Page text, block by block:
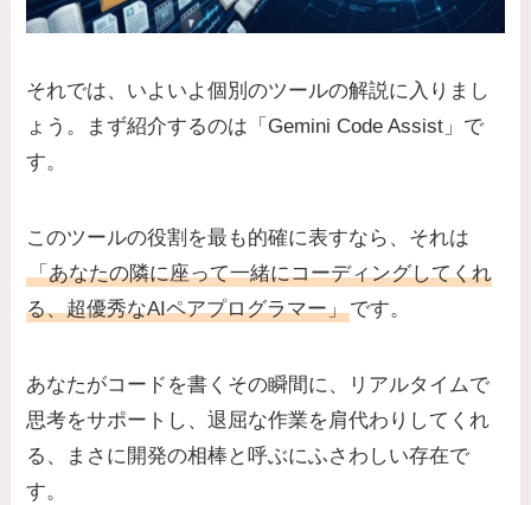
それでは、いよいよ個別のツールの解説に入りまし
ょう。まず紹介するのは「Gemini Code Assist」で
す。
このツールの役割を最も的確に表すなら、それは
「あなたの隣に座って一緒にコーディングしてくれ
る、超優秀なAIペアプログラマー」です。
あなたがコードを書くその瞬間に、リアルタイムで
思考をサポートし、退屈な作業を肩代わりしてくれ
る、まさに開発の相棒と呼ぶにふさわしい存在で
す。